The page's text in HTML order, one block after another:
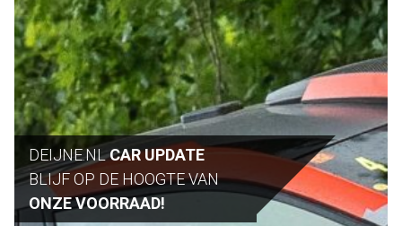
DEIJNE.NLCAR UPDATE
BLIJF OP DE HOOGTE VAN
ONZE VOORRAAD!